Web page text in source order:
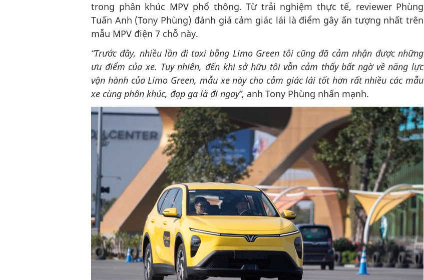
trong phân khúc MPV phổ thông. Từ trải nghiệm thực tế, reviewer Phùng
Tuấn Anh (Tony Phùng) đánh giá cảm giác lái là điểm gây ấn tượng nhất trên
mẫu MPV điện 7 chỗ này.
“Trước đây, nhiều lần đi taxi bằng Limo Green tôi cũng đã cảm nhận được những
ưu điểm của xe. Tuy nhiên, đến khi sở hữu tôi vẫn cảm thấy bất ngờ về năng lực
vận hành của Limo Green, mẫu xe này cho cảm giác lái tốt hơn rất nhiều các mẫu
xe cùng phân khúc, đạp ga là đi ngay”, anh Tony Phùng nhấn mạnh.